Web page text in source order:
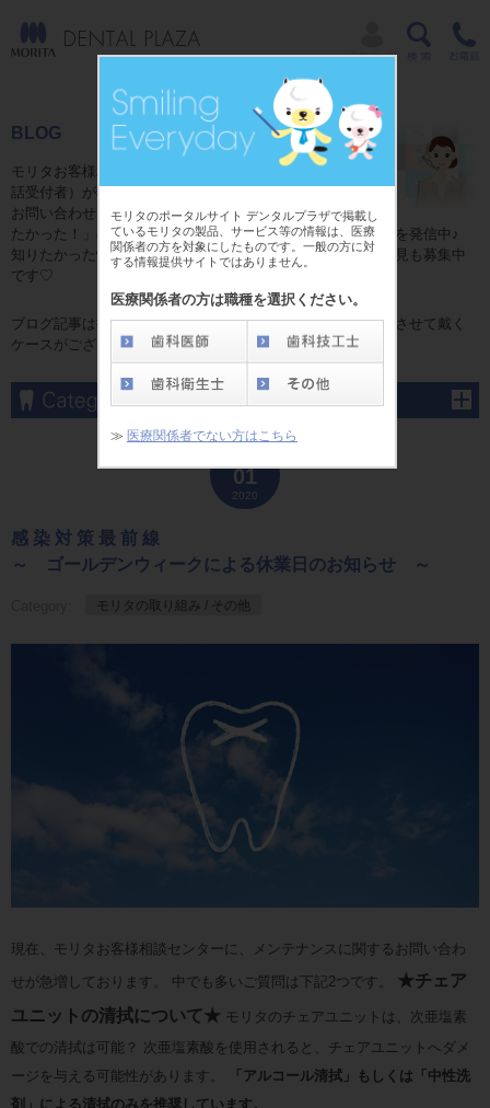
モリタのポータルサイト デンタルプラザで掲載し
ているモリタの製品、サービス等の情報は、医療
関係者の方を対象にしたものです。一般の方に対
する情報提供サイトではありません。
医療関係者の方は職種を選択ください。
≫ 医療関係者でない方はこちら
BLOG
モリタお客様相談センターのコミュニケーター（電
話受付者）が独自目線で贈る日常ブログ☆
お問い合わせをいただいた皆様からの「これが知り
たかった！」の情報やお話の中で発見した「耳よりの情報」を発信中♪
知りたかった情報がここにある！かも？ブログに関するご意見も募集中
です♡
ブログ記事は掲載当時の内容となり、予告なしに変更、修正させて戴く
ケースがございます。予めご了承くださいませ。
01
2020
感 染 対 策 最 前 線
～ ゴールデンウィークによる休業日のお知らせ ～
モリタの取り組み / その他
現在、モリタお客様相談センターに、メンテナンスに関するお問い合わ
せが急増しております。 中でも多いご質問は下記2つです。 ★チェア
ユニットの清拭について★ モリタのチェアユニットは、次亜塩素
酸での清拭は可能？ 次亜塩素酸を使用されると、チェアユニットへダメ
ージを与える可能性があります。
「アルコール清拭」もしくは「中性洗
剤」による清拭のみを推奨しています。